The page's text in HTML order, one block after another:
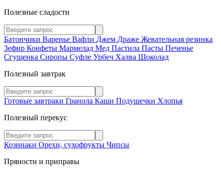
Полезные сладости
Батончики Варенье Вафли Джем Драже Жевательная резинка
Зефир Конфеты Мармелад Мед Пастила Пасты Печенье
Сгущенка Сиропы Суфле Урбеч Халва Шоколад
Полезный завтрак
Готовые завтраки Гранола Каши Подушечки Хлопья
Полезный перекус
Козинаки Орехи, сухофрукты Чипсы
Пряности и приправы